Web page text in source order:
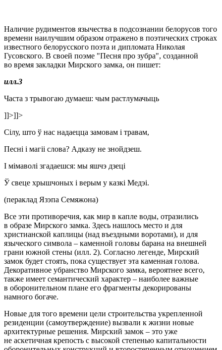
Наличие рудиментов язычества в подсознании белорусов того
времени наилучшим образом отражено в поэтических строках
известного белорусского поэта и дипломата Николая
Гусовского. В своей поэме "Песня про зубра", созданной
во время закладки Мирского замка, он пишет:
илл.3
Часта з трывогаю думаеш: чым растлумачыць
]]>]]>
Сілу, што ў нас надаецца замовам і травам,
Песні і магіі слова? Адказу не знойдзеш.
І мімаволі згадаешся: мы яшчэ дзеці
Ў свеце хрышчоных і верым у казкі Медэі.
(пераклад Язэпа Семяжона)
Все эти противоречия, как мир в капле воды, отразились
в образе Мирского замка. Здесь нашлось место и для
христианской каплицы (над въездными воротами), и для
языческого символа – каменной головы барана на внешней
грани южной стены (илл. 2). Согласно легенде, Мирский
замок будет стоять, пока существует эта каменная голова.
Декоративное убранство Мирского замка, вероятнее всего,
также имеет семантический характер – наиболее важные
в оборонительном плане его фрагменты декорированы
намного богаче.
Новые для того времени цели строительства укрепленной
резиденции (самоутверждение) вызвали к жизни новые
архитектурные решения. Мирский замок – это уже
не аскетичная крепость с высокой степенью капитальности